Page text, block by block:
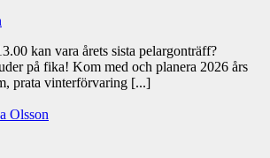
kan vara årets sista pelargonträff?
på fika! Kom med och planera 2026 års
prata vinterförvaring [...]
Olsson